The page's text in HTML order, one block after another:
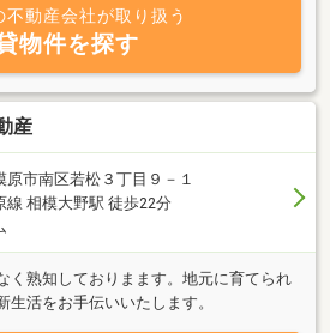
不動産会社が取り扱う
物件を探す
産
原市南区若松３丁目９－１
線 相模大野駅 徒歩22分
く熟知しておりまます。地元に育てられ
生活をお手伝いいたします。